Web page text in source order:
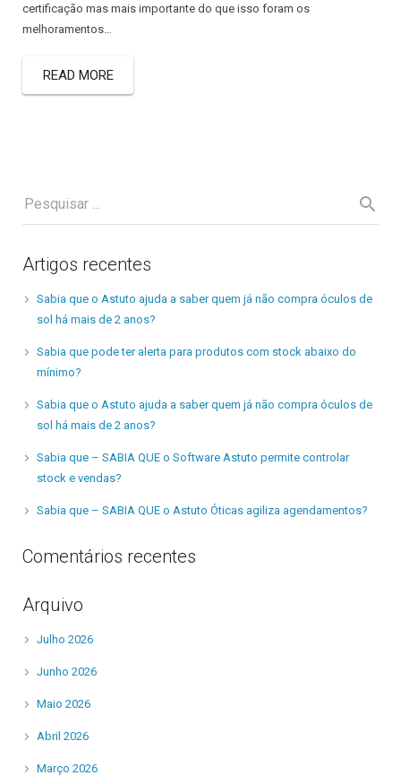
certificação mas mais importante do que isso foram os
melhoramentos…
READ MORE
Artigos recentes
Sabia que o Astuto ajuda a saber quem já não compra óculos de
sol há mais de 2 anos?
Sabia que pode ter alerta para produtos com stock abaixo do
mínimo?
Sabia que o Astuto ajuda a saber quem já não compra óculos de
sol há mais de 2 anos?
Sabia que – SABIA QUE o Software Astuto permite controlar
stock e vendas?
Sabia que – SABIA QUE o Astuto Óticas agiliza agendamentos?
Comentários recentes
Arquivo
Julho 2026
Junho 2026
Maio 2026
Abril 2026
Março 2026